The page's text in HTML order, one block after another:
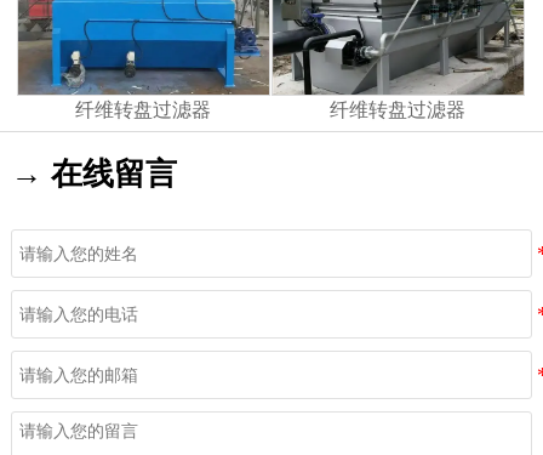
纤维转盘过滤器 纤维转盘过滤器
→ 在线留言